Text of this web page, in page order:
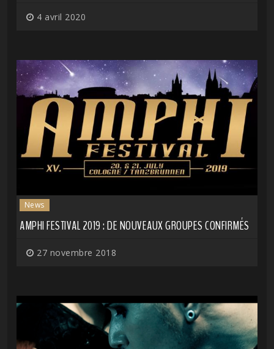
4 avril 2020
News
AMPHI FESTIVAL 2019 : DE NOUVEAUX GROUPES CONFIRMÉS
27 novembre 2018